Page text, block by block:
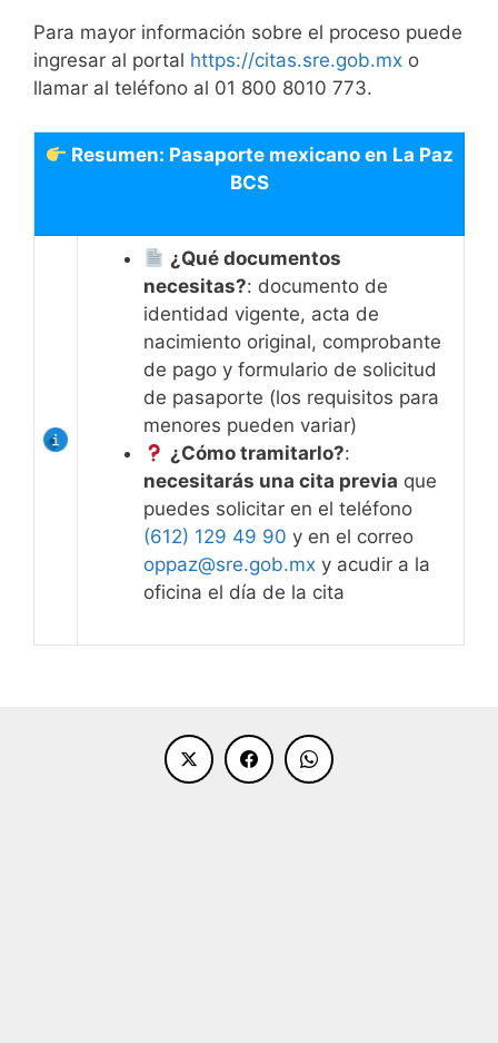
Para mayor información sobre el proceso puede
ingresar al portal https://citas.sre.gob.mx o
llamar al teléfono al 01 800 8010 773.
Resumen: Pasaporte mexicano en La Paz
BCS
¿Qué documentos
necesitas?: documento de
identidad vigente, acta de
nacimiento original, comprobante
de pago y formulario de solicitud
de pasaporte (los requisitos para
menores pueden variar)
¿Cómo tramitarlo?:
necesitarás una cita previa que
puedes solicitar en el teléfono
(612) 129 49 90 y en el correo
oppaz@sre.gob.mx y acudir a la
oficina el día de la cita